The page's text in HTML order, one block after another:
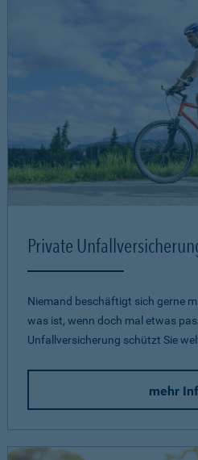
Private
Niemand beschäftigt sich gerne
was ist, wenn doch mal etwas
Unfallversicherung schützt Sie
mehr